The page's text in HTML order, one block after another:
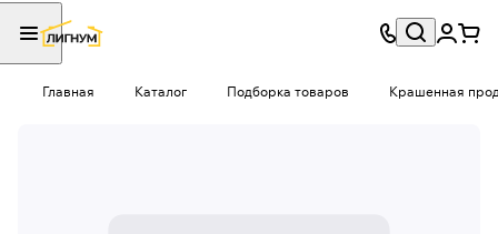
Главная Каталог Подборка товаров Крашенная